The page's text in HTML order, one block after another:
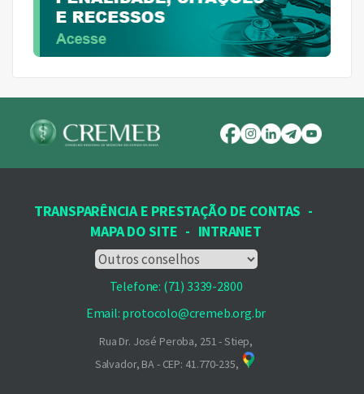
Telefone: (71) 3339-2800
Email: protocolo@cremeb.org.br
Rua Dr. José Peroba, 251 - Stiep,
Salvador, BA - CEP: 41.770-235,
TRANSPARÊNCIA E PRESTAÇÃO DE CONTAS -
MAPA DO SITE - INTRANET